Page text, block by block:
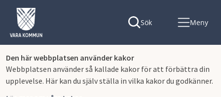
Den här webbplatsen använder kakor
Webbplatsen använder så kallade kakor för att förbättra din
upplevelse. Här kan du själv ställa in vilka kakor du godkänner.
Sök Meny